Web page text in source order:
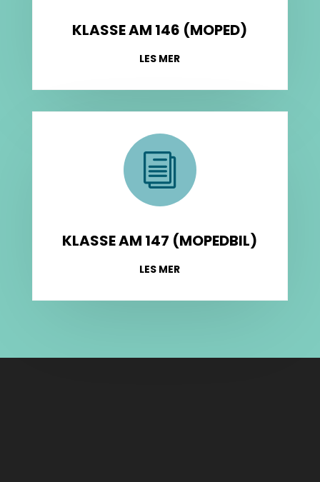
KLASSE AM 146 (MOPED)
LES MER
i
KLASSE AM 147 (MOPEDBIL)
LES MER